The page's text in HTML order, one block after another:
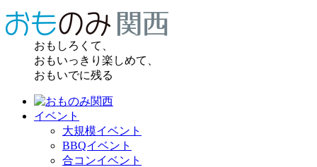
おもしろくて、
おもいっきり楽しめて、
おもいでに残る
イベント
大規模イベント
BBQイベント
合コンイベント